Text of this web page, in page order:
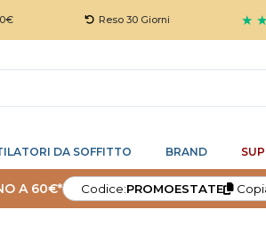
Reso 30 Giorni ★ ★ ★ ★ ★
DA SOFFITTO BRAND
A 60€* Codice:PROMOESTATE